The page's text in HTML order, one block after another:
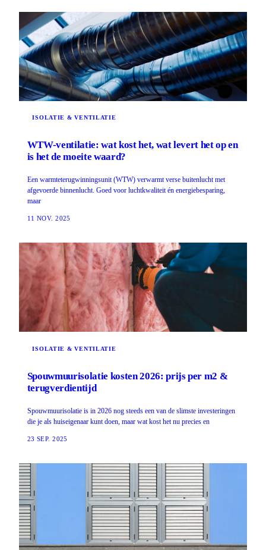
ISOLATIE & VENTILATIE
WTW-ventilatie: wat kost het, wat levert het op en
is het de moeite waard?
Een warmteterugwinningsunit (WTW) verwarmt verse buitenlucht met
afgevoerde binnenlucht. Goed voor luchtkwaliteit én energiebesparing,
maar
11 NOV. 2025
ISOLATIE & VENTILATIE
Spouwmuurisolatie kosten 2026: prijs per m2 &
terugverdientijd
Spouwmuurisolatie is in 2026 nog steeds een van de slimste investeringen
die je als huiseigenaar kunt doen, maar wat kost het nu precies en
23 SEP. 2025